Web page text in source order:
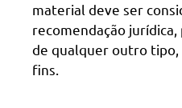
material deve ser
recomendação
de qualquer outro
fins.